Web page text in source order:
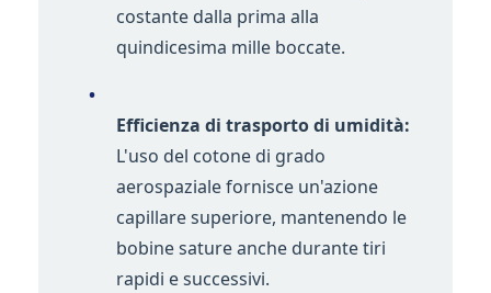
costante dalla prima alla
quindicesima mille boccate.
•
Efficienza di trasporto di umidità:
L'uso del cotone di grado
aerospaziale fornisce un'azione
capillare superiore, mantenendo le
bobine sature anche durante tiri
rapidi e successivi.